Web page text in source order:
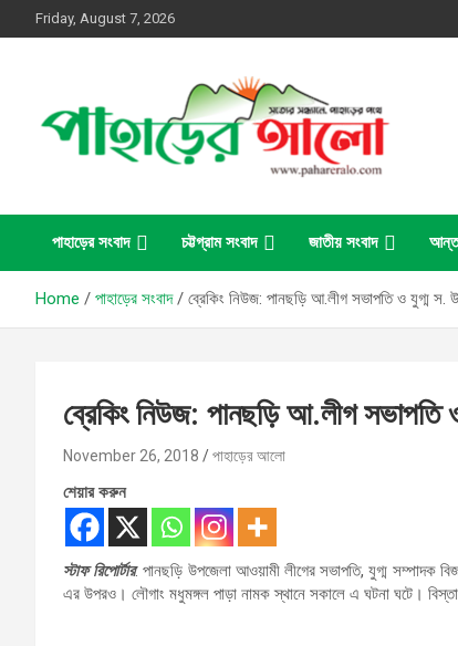
to
Friday, August 7, 2026
পাহাড়ের আলো
পাহাড়ের সংবাদ চট্টগ্রাম সংবাদ জাতীয় সংবাদ
Home পাহাড়ের সংবাদ ব্রেকিং নিউজ: পানছড়ি আ.লীগ সভাপতি ও যুগ্ম স.
ব্রেকিং নিউজ: পানছড়ি আ.লীগ সভাপতি
November 26, 2018 পাহাড়ের আলো
শেয়ার করুন
স্টাফ রিপোর্টার: পানছড়ি উপজেলা আওয়ামী লীগের সভাপতি, যুগ্ম সম্পাদক
এর উপরও। লৌগাং মধুমঙ্গল পাড়া নামক স্থানে সকালে এ ঘটনা ঘটে।